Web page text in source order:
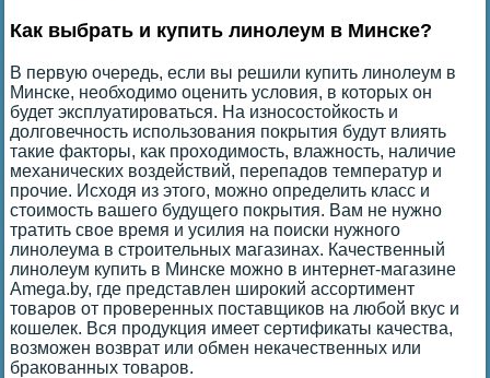
Как выбрать и купить линолеум в Минске?
В первую очередь, если вы решили купить линолеум в
Минске, необходимо оценить условия, в которых он
будет эксплуатироваться. На износостойкость и
долговечность использования покрытия будут влиять
такие факторы, как проходимость, влажность, наличие
механических воздействий, перепадов температур и
прочие. Исходя из этого, можно определить класс и
стоимость вашего будущего покрытия. Вам не нужно
тратить свое время и усилия на поиски нужного
линолеума в строительных магазинах. Качественный
линолеум купить в Минске можно в интернет-магазине
Amega.by, где представлен широкий ассортимент
товаров от проверенных поставщиков на любой вкус и
кошелек. Вся продукция имеет сертификаты качества,
возможен возврат или обмен некачественных или
бракованных товаров.